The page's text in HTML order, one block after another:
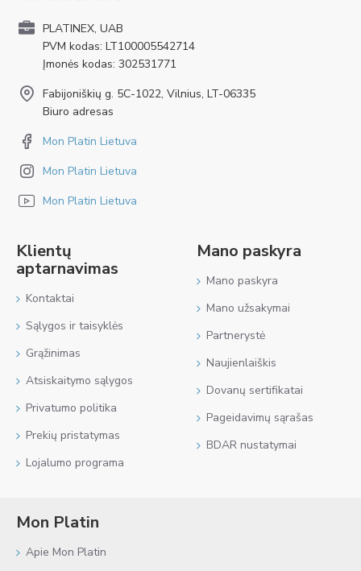
PLATINEX, UAB
PVM kodas: LT100005542714
Įmonės kodas: 302531771
Fabijoniškių g. 5C-1022, Vilnius, LT-06335
Biuro adresas
Mon Platin Lietuva
Mon Platin Lietuva
Mon Platin Lietuva
Klientų
aptarnavimas
Kontaktai
Sąlygos ir taisyklės
Grąžinimas
Atsiskaitymo sąlygos
Privatumo politika
Prekių pristatymas
Lojalumo programa
Mano paskyra
Mano paskyra
Mano užsakymai
Partnerystė
Naujienlaiškis
Dovanų sertifikatai
Pageidavimų sąrašas
BDAR nustatymai
Mon Platin
Apie Mon Platin